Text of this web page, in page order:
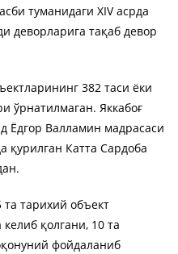
туманидаги XIV асрда
деворларига тақаб девор
382 таси ёки
ўрнатилмаган. Яккабоғ
Ёдгор Валламин мадрасаси
қурилган Катта Сардоба
тарихий объект
қолгани, 10 та
фойдаланиб